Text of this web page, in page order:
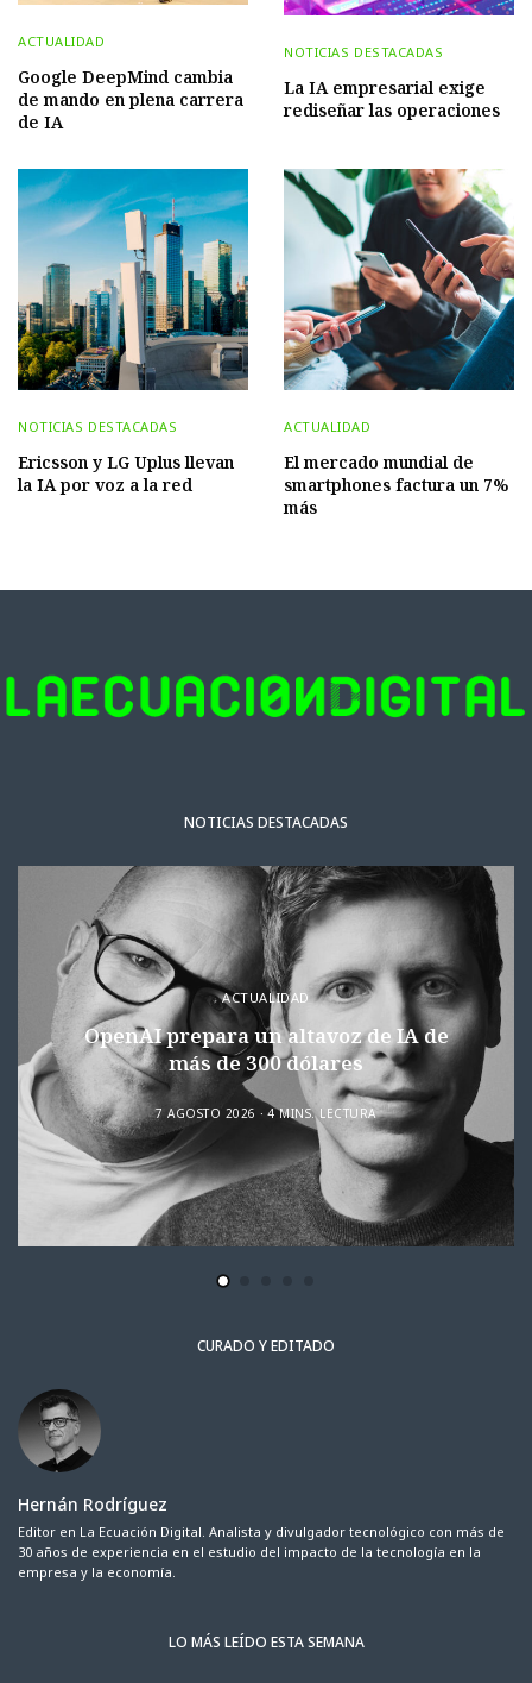
ACTUALIDAD
Google DeepMind cambia
de mando en plena carrera
de IA
NOTICIAS DESTACADAS
La IA empresarial exige
rediseñar las operaciones
NOTICIAS DESTACADAS
Ericsson y LG Uplus llevan
la IA por voz a la red
ACTUALIDAD
El mercado mundial de
smartphones factura un 7%
más
NOTICIAS DESTACADAS
ACTUALIDAD
OpenAI prepara un altavoz de IA de
más de 300 dólares
7 AGOSTO 2026 4 MINS. LECTURA
CURADO Y EDITADO
Hernán Rodríguez
Editor en La Ecuación Digital. Analista y divulgador tecnológico con más de
30 años de experiencia en el estudio del impacto de la tecnología en la
empresa y la economía.
LO MÁS LEÍDO ESTA SEMANA